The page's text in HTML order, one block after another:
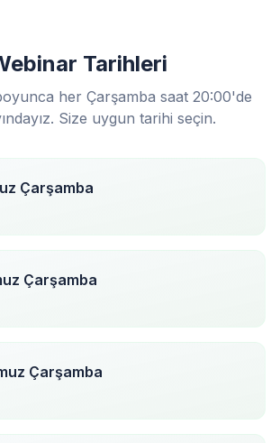
Tarihleri
her Çarşamba saat 20:00'de
Size uygun tarihi seçin.
Çarşamba
Çarşamba
Çarşamba